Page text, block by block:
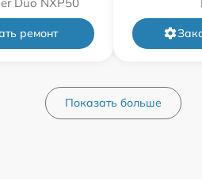
ремонт
Показать больше